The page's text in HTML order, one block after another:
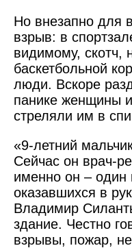
Но внезапно для
взрыв: в
видимому, скотч,
баскетбольной
люди. Вскоре
панике женщины
стреляли им в
«9-летний
Сейчас он врач-
именно он – один
оказавшихся в
Владимир
здание. Честно
взрывы, пожар,